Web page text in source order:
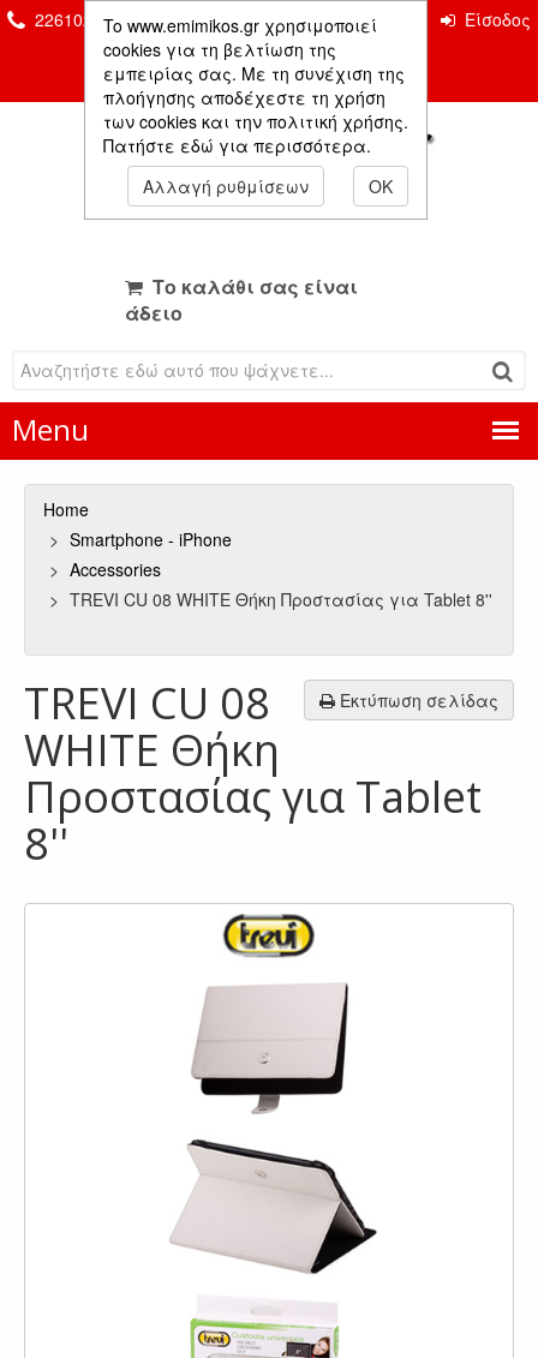
To www.emimikos.gr χρησιμοποιεί
cookies για τη βελτίωση της
εμπειρίας σας. Με τη συνέχιση της
πλοήγησης αποδέχεστε τη χρήση
των cookies και την πολιτική χρήσης.
Πατήστε εδώ για περισσότερα.
Αλλαγή ρυθμίσεων
OK
2261026435 & 2261081666 Επικοινωνία
Είσοδος
Μέλους
Το καλάθι σας είναι
άδειο
Menu
Home
Smartphone - iPhone
Accessories
TREVI CU 08 WHITE Θήκη Προστασίας για Tablet 8''
Εκτύπωση σελίδας
TREVI CU 08
WHITE Θήκη
Προστασίας για Tablet
8''